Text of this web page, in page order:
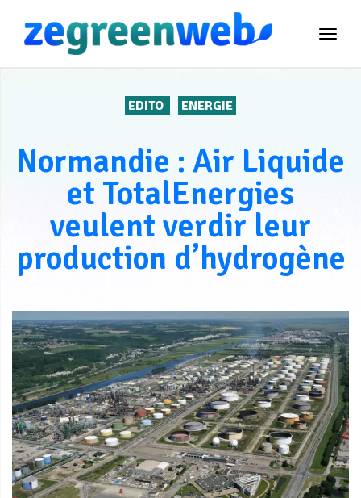
EDITO ENERGIE
Normandie : Air Liquide
et TotalEnergies
veulent verdir leur
production d’hydrogène